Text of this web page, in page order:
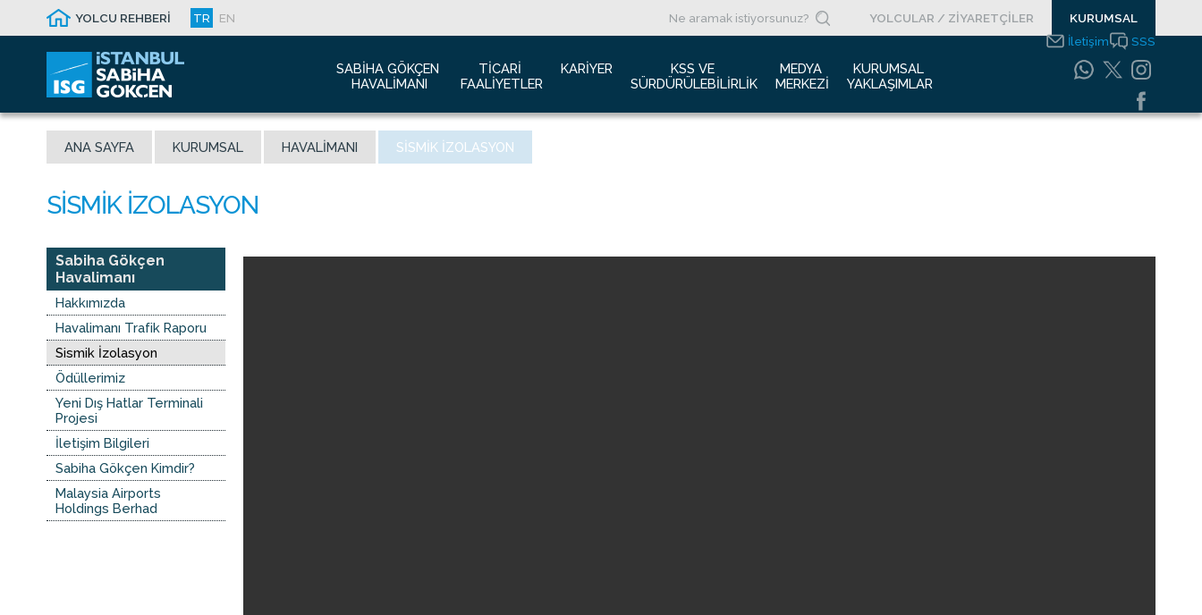
YOLCU REHBERİ TR EN YOLCULAR / ZİYARETÇİLER KURUMSAL
SABIHA GÖKÇEN
HAVALIMANI
Hakkımızda
Havalimanı Trafik Raporu
İletişim Bilgileri
TICARI
FAALIYETLER
Reklam Fırsatları
Konferans Salonu
KARIYER
KSS VE
SÜRDÜRÜLEBILIRLIK
MEDYA
MERKEZI
Duyurular
KURUMSAL
YAKLAŞIMLAR
Bilgi Güvenliği
İletişim SSS
ANA SAYFA KURUMSAL HAVALIMANI SISMIK İZOLASYON
Sabiha Gökçen
Havalimanı
Hakkımızda
Havalimanı Trafik Raporu
Sismik İzolasyon
Ödüllerimiz
Yeni Dış Hatlar Terminali
Projesi
İletişim Bilgileri
Sabiha Gökçen Kimdir?
Malaysia Airports
Holdings Berhad